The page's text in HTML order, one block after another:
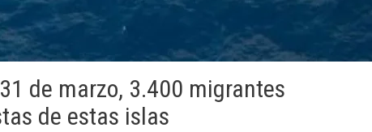
de marzo, 3.400 migrantes
de estas islas